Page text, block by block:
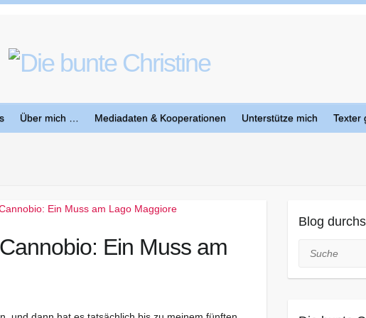
Über mich … Mediadaten & Kooperationen Unterstütze mich Texter
Ein Muss am
Blog
Suche